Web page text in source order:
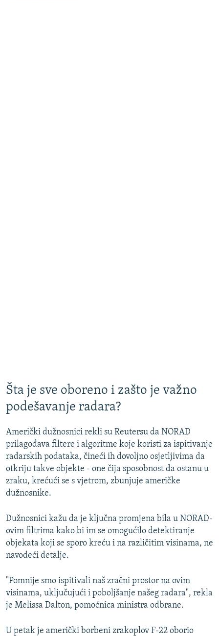
Šta je sve oboreno i zašto je važno
podešavanje radara?
Američki dužnosnici rekli su Reutersu da NORAD
prilagođava filtere i algoritme koje koristi za ispitivanje
radarskih podataka, čineći ih dovoljno osjetljivima da
otkriju takve objekte - one čija sposobnost da ostanu u
zraku, krećući se s vjetrom, zbunjuje američke
dužnosnike.
Dužnosnici kažu da je ključna promjena bila u NORAD-
ovim filtrima kako bi im se omogućilo detektiranje
objekata koji se sporo kreću i na različitim visinama, ne
navodeći detalje.
"Pomnije smo ispitivali naš zračni prostor na ovim
visinama, uključujući i poboljšanje našeg radara", rekla
je Melissa Dalton, pomoćnica ministra odbrane.
U petak je američki borbeni zrakoplov F-22 oborio